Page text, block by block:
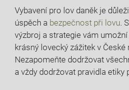
Vybavení pro lov daněk je
úspěch a bezpečnost při lovu.
výzbroj a strategie vám⁢
krásný lovecký zážitek v České
Nezapomeňte dodržovat
a ⁢vždy dodržovat pravidla etiky